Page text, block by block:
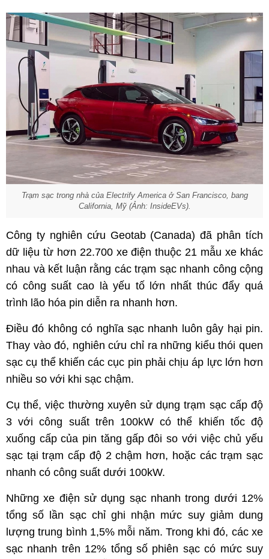
Trạm sạc trong nhà của Electrify America ở San Francisco, bang
California, Mỹ (Ảnh: InsideEVs).
Công ty nghiên cứu Geotab (Canada) đã phân tích
dữ liệu từ hơn 22.700 xe điện thuộc 21 mẫu xe khác
nhau và kết luận rằng các trạm sạc nhanh công cộng
có công suất cao là yếu tố lớn nhất thúc đẩy quá
trình lão hóa pin diễn ra nhanh hơn.
Điều đó không có nghĩa sạc nhanh luôn gây hại pin.
Thay vào đó, nghiên cứu chỉ ra những kiểu thói quen
sạc cụ thể khiến các cục pin phải chịu áp lực lớn hơn
nhiều so với khi sạc chậm.
Cụ thể, việc thường xuyên sử dụng trạm sạc cấp độ
3 với công suất trên 100kW có thể khiến tốc độ
xuống cấp của pin tăng gấp đôi so với việc chủ yếu
sạc tại trạm cấp độ 2 chậm hơn, hoặc các trạm sạc
nhanh có công suất dưới 100kW.
Những xe điện sử dụng sạc nhanh trong dưới 12%
tổng số lần sạc chỉ ghi nhận mức suy giảm dung
lượng trung bình 1,5% mỗi năm. Trong khi đó, các xe
sạc nhanh trên 12% tổng số phiên sạc có mức suy